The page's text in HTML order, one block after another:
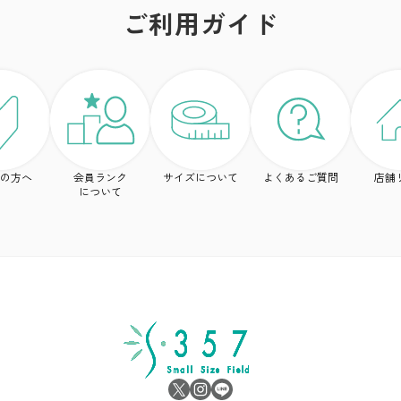
ご利用ガイド
方へ
会員ランク
について
サイズについて よくあるご質問 店舗